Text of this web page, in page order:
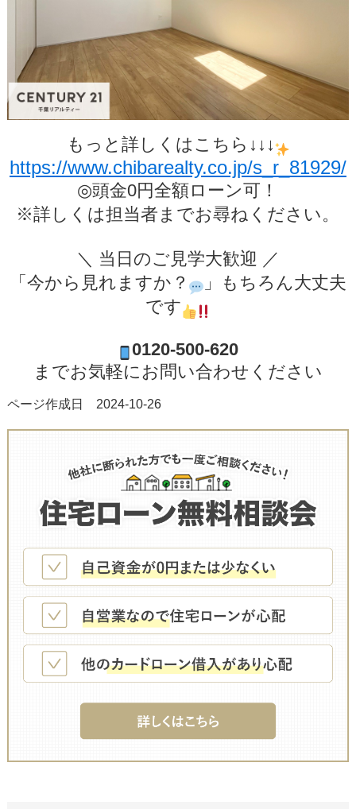
もっと詳しくはこちら↓↓↓
https://www.chibarealty.co.jp/s_r_81929/
◎頭金0円全額ローン可！
※詳しくは担当者までお尋ねください。
＼ 当日のご見学大歓迎 ／
「今から見れますか？
」もちろん大丈夫
です
0120-500-620
までお気軽にお問い合わせください
ページ作成日 2024-10-26